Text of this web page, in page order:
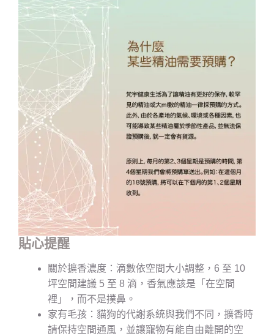
貼心提醒
關於擴香濃度：滴數依空間大小調整，6 至 10
坪空間建議 5 至 8 滴，香氣應該是「在空間
裡」，而不是撲鼻。
家有毛孩：貓狗的代謝系統與我們不同，擴香時
請保持空間通風，並讓寵物有能自由離開的空